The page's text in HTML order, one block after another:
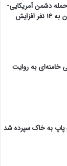
دشمن آمریکایی-
صهیونیستی به دادگستری لارستان به ۱۴ نفر افزایش
خامنه‌ای به روایت
پاپ به خاک سپرده شد